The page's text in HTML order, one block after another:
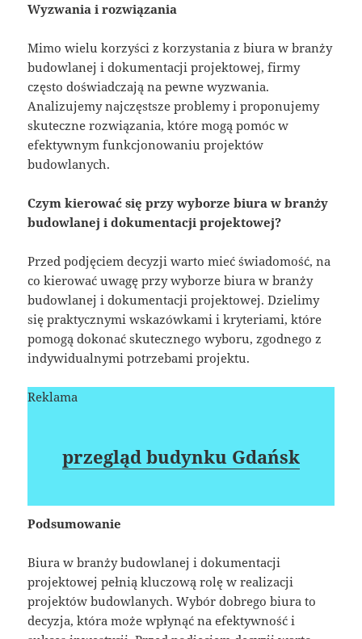
Wyzwania i rozwiązania
Mimo wielu korzyści z korzystania z biura w branży
budowlanej i dokumentacji projektowej, firmy
często doświadczają na pewne wyzwania.
Analizujemy najczęstsze problemy i proponujemy
skuteczne rozwiązania, które mogą pomóc w
efektywnym funkcjonowaniu projektów
budowlanych.
Czym kierować się przy wyborze biura w branży
budowlanej i dokumentacji projektowej?
Przed podjęciem decyzji warto mieć świadomość, na
co kierować uwagę przy wyborze biura w branży
budowlanej i dokumentacji projektowej. Dzielimy
się praktycznymi wskazówkami i kryteriami, które
pomogą dokonać skutecznego wyboru, zgodnego z
indywidualnymi potrzebami projektu.
Reklama
przegląd budynku Gdańsk
Podsumowanie
Biura w branży budowlanej i dokumentacji
projektowej pełnią kluczową rolę w realizacji
projektów budowlanych. Wybór dobrego biura to
decyzja, która może wpłynąć na efektywność i